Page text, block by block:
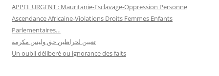
APPEL URGENT : Mauritanie-Esclavage-Oppression Personne
Ascendance Africaine-Violations Droits Femmes Enfants
Parlementaires…
تعيين لحراطين حق وليس مكرمة
Un oubli déliberé ou ignorance des faits